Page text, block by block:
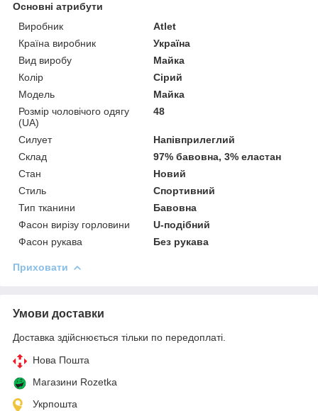
Основні атрибути
Виробник
Atlet
Країна виробник
Україна
Вид виробу
Майка
Колір
Сірий
Модель
Майка
Розмір чоловічого одягу
(UA)
48
Силует
Напівприлеглий
Склад
97% бавовна, 3% еластан
Стан
Новий
Стиль
Спортивний
Тип тканини
Бавовна
Фасон вирізу горловини
U-подібний
Фасон рукава
Без рукава
Приховати
Умови доставки
Доставка здійснюється тільки по передоплаті.
Нова Пошта
Магазини Rozetka
Укрпошта